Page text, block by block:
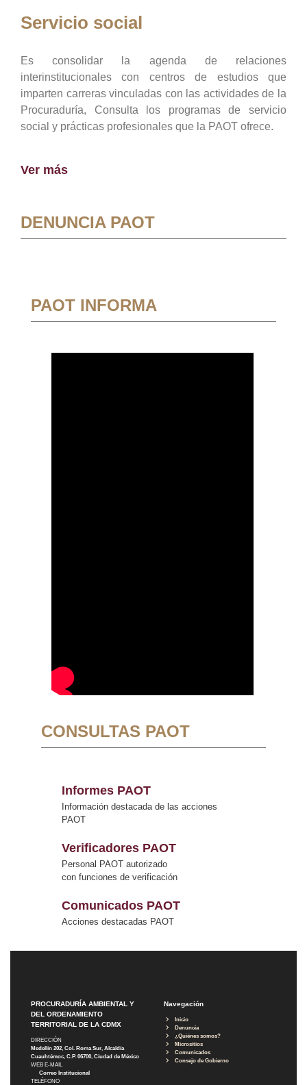
Servicio social
Es consolidar la agenda de relaciones
interinstitucionales con centros de estudios que
imparten carreras vinculadas con las actividades de la
Procuraduría, Consulta los programas de servicio
social y prácticas profesionales que la PAOT ofrece.
Ver más
DENUNCIA PAOT
PAOT INFORMA
CONSULTAS PAOT
Informes PAOT
Información destacada de las acciones
PAOT
Verificadores PAOT
Personal PAOT autorizado
con funciones de verificación
Comunicados PAOT
Acciones destacadas PAOT
PROCURADURÍA AMBIENTAL Y
DEL ORDENAMIENTO
TERRITORIAL DE LA CDMX
DIRECCIÓN
Medellín 202, Col. Roma Sur, Alcaldía
Cuauhtémoc, C.P. 06700, Ciudad de México
WEB E-MAIL
Correo Institucional
TELÉFONO
Navegación
Inicio
Denuncia
¿Quiénes somos?
Micrositios
Comunicados
Consejo de Gobierno